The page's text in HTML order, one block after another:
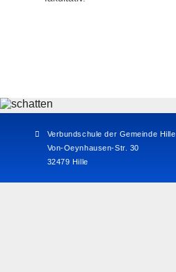
Verbundschule der Gemeinde Hille
Von-Oeynhausen-Str. 30
32479 Hille